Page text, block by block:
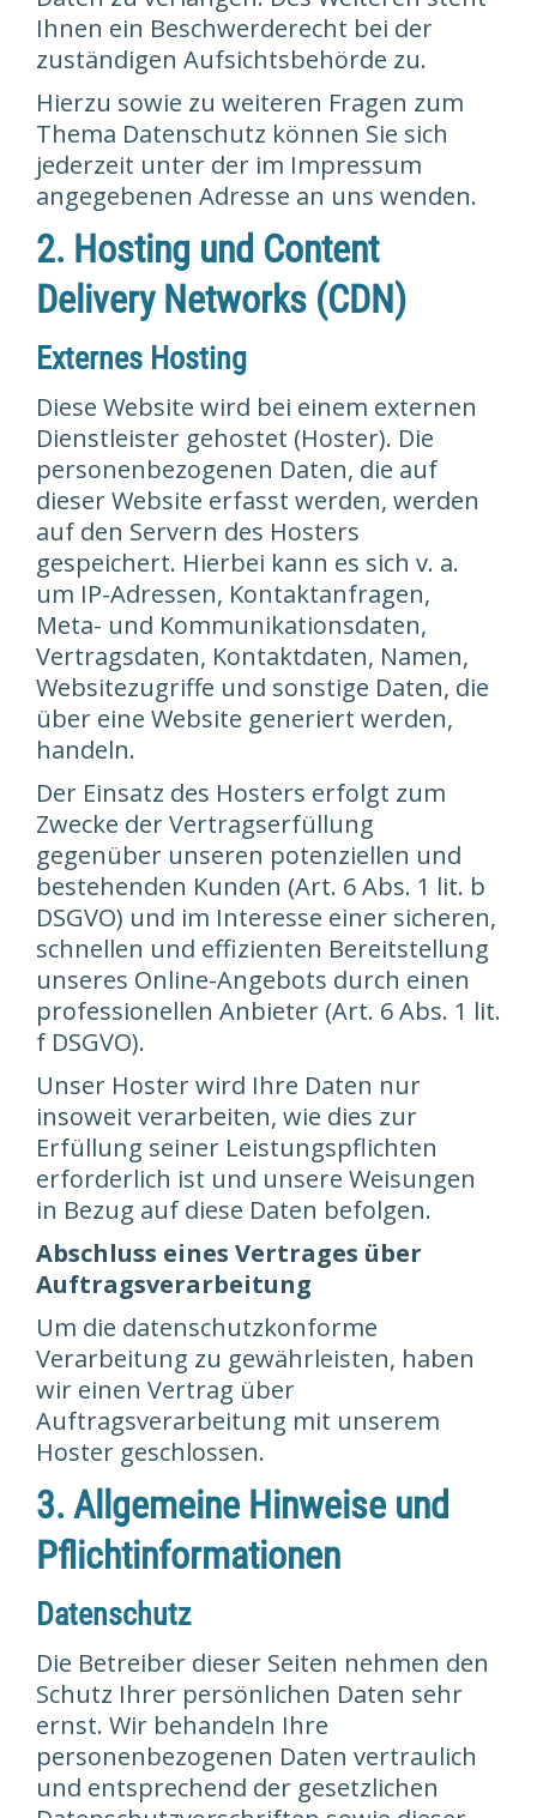
Ihnen ein Beschwerderecht bei der
zuständigen Aufsichtsbehörde zu.
Hierzu sowie zu weiteren Fragen zum
Thema Datenschutz können Sie sich
jederzeit unter der im Impressum
angegebenen Adresse an uns wenden.
2. Hosting und Content
Delivery Networks (CDN)
Externes Hosting
Diese Website wird bei einem externen
Dienstleister gehostet (Hoster). Die
personenbezogenen Daten, die auf
dieser Website erfasst werden, werden
auf den Servern des Hosters
gespeichert. Hierbei kann es sich v. a.
um IP-Adressen, Kontaktanfragen,
Meta- und Kommunikationsdaten,
Vertragsdaten, Kontaktdaten, Namen,
Websitezugriffe und sonstige Daten, die
über eine Website generiert werden,
handeln.
Der Einsatz des Hosters erfolgt zum
Zwecke der Vertragserfüllung
gegenüber unseren potenziellen und
bestehenden Kunden (Art. 6 Abs. 1 lit. b
DSGVO) und im Interesse einer sicheren,
schnellen und effizienten Bereitstellung
unseres Online-Angebots durch einen
professionellen Anbieter (Art. 6 Abs. 1 lit.
f DSGVO).
Unser Hoster wird Ihre Daten nur
insoweit verarbeiten, wie dies zur
Erfüllung seiner Leistungspflichten
erforderlich ist und unsere Weisungen
in Bezug auf diese Daten befolgen.
Abschluss eines Vertrages über
Auftragsverarbeitung
Um die datenschutzkonforme
Verarbeitung zu gewährleisten, haben
wir einen Vertrag über
Auftragsverarbeitung mit unserem
Hoster geschlossen.
3. Allgemeine Hinweise und
Pflicht­informationen
Datenschutz
Die Betreiber dieser Seiten nehmen den
Schutz Ihrer persönlichen Daten sehr
ernst. Wir behandeln Ihre
personenbezogenen Daten vertraulich
und entsprechend der gesetzlichen